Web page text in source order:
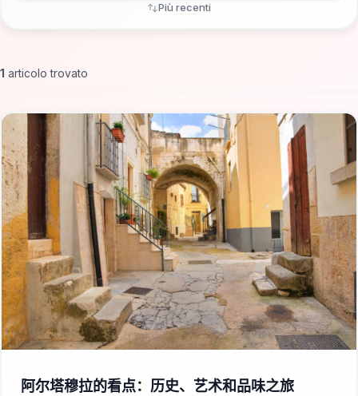
Più recenti
1 articolo trovato
阿尔塔穆拉的看点：历史、艺术和品味之旅